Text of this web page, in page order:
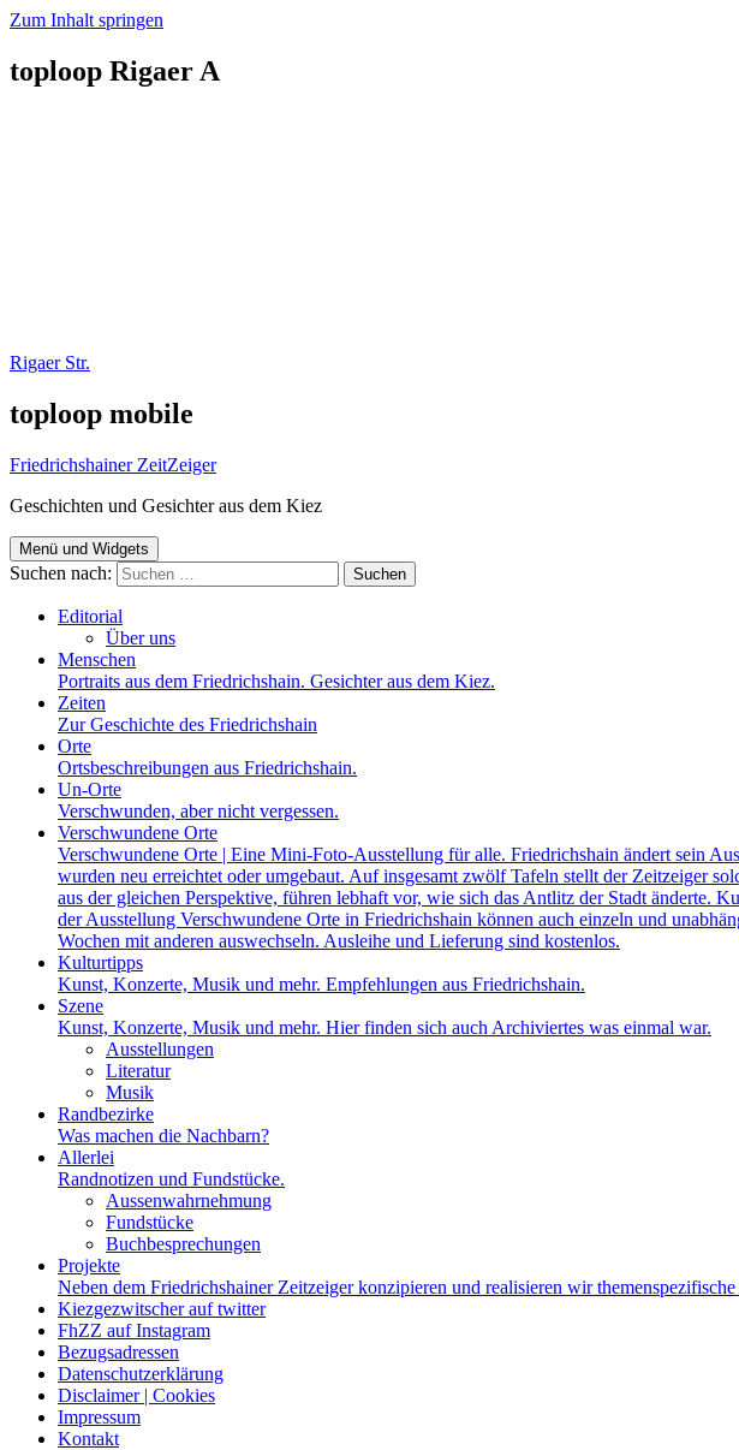
Zum Inhalt springen
toploop Rigaer A
Rigaer Str.
toploop mobile
Friedrichshainer ZeitZeiger
Geschichten und Gesichter aus dem Kiez
Menü und Widgets
Suchen nach:
Editorial
Über uns
Menschen
Portraits aus dem Friedrichshain. Gesichter aus dem Kiez.
Zeiten
Zur Geschichte des Friedrichshain
Orte
Ortsbeschreibungen aus Friedrichshain.
Un-Orte
Verschwunden, aber nicht vergessen.
Verschwundene Orte
Verschwundene Orte | Eine Mini-Foto-Ausstellung für alle. Friedrichshain ändert sein
wurden neu erreichtet oder umgebaut. Auf insgesamt zwölf Tafeln stellt der Zeitzeiger
aus der gleichen Perspektive, führen lebhaft vor, wie sich das Antlitz der Stadt änderte.
der Ausstellung Verschwundene Orte in Friedrichshain können auch einzeln und
Wochen mit anderen auswechseln. Ausleihe und Lieferung sind kostenlos.
Kulturtipps
Kunst, Konzerte, Musik und mehr. Empfehlungen aus Friedrichshain.
Szene
Kunst, Konzerte, Musik und mehr. Hier finden sich auch Archiviertes was einmal war.
Ausstellungen
Literatur
Musik
Randbezirke
Was machen die Nachbarn?
Allerlei
Randnotizen und Fundstücke.
Aussenwahrnehmung
Fundstücke
Buchbesprechungen
Projekte
Neben dem Friedrichshainer Zeitzeiger konzipieren und realisieren wir
Kiezgezwitscher auf twitter
FhZZ auf Instagram
Bezugsadressen
Datenschutzerklärung
Disclaimer | Cookies
Impressum
Kontakt